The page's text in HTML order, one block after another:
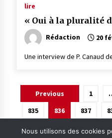
lire
« Oui à la pluralité
Rédaction 20
Une interview de P. Canaud
Pagination
des
Previous 1
835
836 837
Nous utilisons des cookies